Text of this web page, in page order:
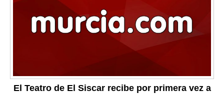
El Teatro de El Siscar recibe por primera vez a